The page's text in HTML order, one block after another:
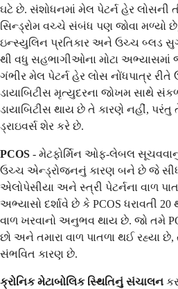
ઘટે છે. સંશોધનમાં મેલ પેટર્ન હેર લોસની
સિન્ડ્રોમ વચ્ચે સંબંધ પણ જોવા મળ્યો
ઇન્સ્યુલિન પ્રતિકાર અને ઉચ્ચ બ્લડ
થી વધુ સહભાગીઓના મોટા અભ્યાસમાં
ગંભીર મેલ પેટર્ન હેર લોસ નોંધપાત્ર
ડાયાબિટીસ મૃત્યુદરના જોખમ સાથે
ડાયાબિટીસ થાય છે તે કારણે નહીં,
ડ્રાઇવર્સ શેર કરે છે.
PCOS - મેટફોર્મિન ઓફ-લેબલ
ઉચ્ચ એન્ડ્રોજનનું કારણ બને છે જે
એલોપેસીયા અને સ્ત્રી પેટર્નના વાળ
અભ્યાસો દર્શાવે છે કે PCOS ધરાવતી
વાળ ખરવાનો અનુભવ થાય છે. જો તમે
છો અને તમારા વાળ પાતળા થઈ રહ્યા છે,
સંભવિત કારણ છે.
ક્રોનિક મેટાબોલિક સ્થિતિનું સંચાલન